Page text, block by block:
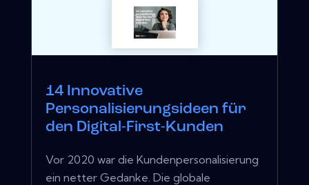
14 Innovative
Personalisierungsideen für
den Digital-First-Kunden
Vor 2020 war die Kundenpersonalisierung
ein netter Gedanke. Die globale